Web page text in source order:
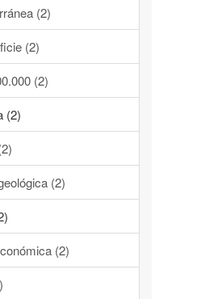
(2)
(2)
(2)
(2)
(2)
(2)